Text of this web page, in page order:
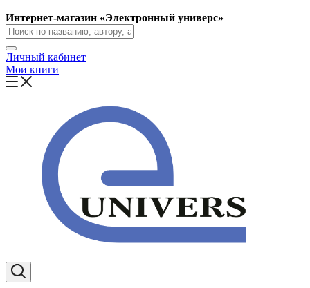
Интернет-магазин «Электронный универс»
Личный кабинет
Мои книги